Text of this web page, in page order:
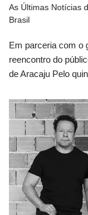
As Últimas Notícias
Brasil
Em parceria com o
reencontro do
de Aracaju Pelo